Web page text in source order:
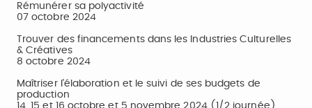
Rémunérer sa polyactivité
07 octobre 2024
Trouver des financements dans les Industries Culturelles
& Créatives
8 octobre 2024
Maîtriser l’élaboration et le suivi de ses budgets de
production
14, 15 et 16 octobre et 5 novembre 2024 (1/2 journée)